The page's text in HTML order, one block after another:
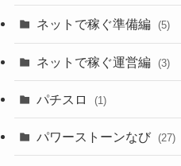
ネットで稼ぐ準備編 (5)
ネットで稼ぐ運営編 (3)
パチスロ (1)
パワーストーンなび (27)